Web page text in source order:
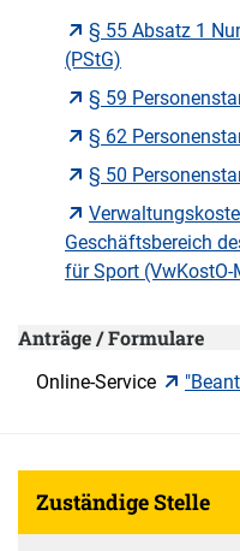
§ 55 Absatz 1
(PStG)
§ 59
§ 62
§ 50
Geschäftsbereich
für Sport (VwKostO-
Anträge / Formulare
Online-Service
Zuständige Stelle